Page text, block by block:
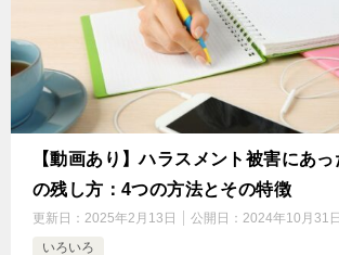
【動画あり】ハラスメント被害にあ
の残し方：4つの方法とその特徴
更新日： 2025年2月13日 公開日： 2024年10月31日
いろいろ